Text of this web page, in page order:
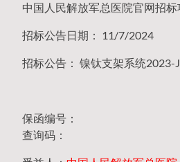
中国人民解放军总医院官网招
招标公告日期： 11/7/2024
招标公告： 镍钛支架系统
保函编号：
查询码：